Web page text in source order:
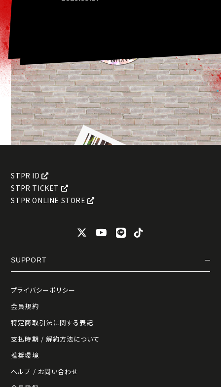
STPR ID
STPR TICKET
STPR ONLINE STORE
SUPPORT
プライバシーポリシー
会員規約
特定商取引法に関する表記
支払時期 / 解約方法について
推奨環境
ヘルプ / お問い合わせ